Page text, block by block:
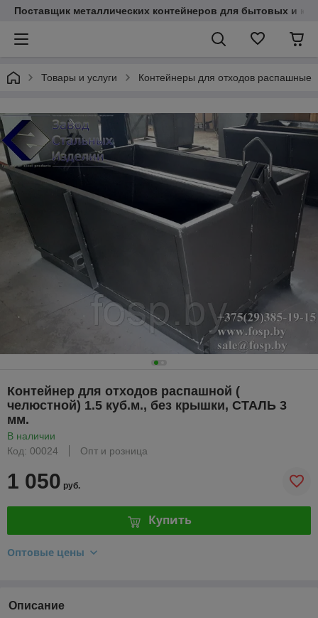
Поставщик металлических контейнеров для бытовых и
Товары и услуги Контейнеры для отходов распашные
Контейнер для отходов распашной (
челюстной) 1.5 куб.м., без крышки, СТАЛЬ 3
мм.
В наличии
Код: 00024
Опт и розница
1 050 руб.
Купить
Оптовые цены
Описание